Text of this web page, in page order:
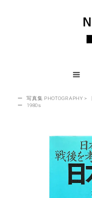
ー 写真集 PHOTOGRAPHY >
ー
1980s